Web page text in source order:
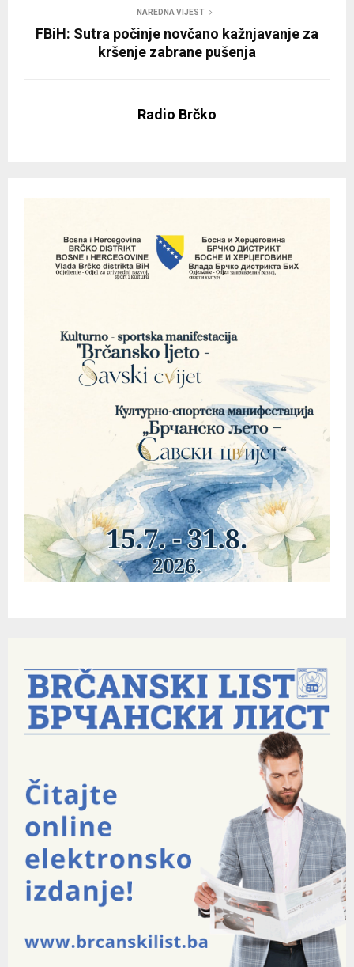
NAREDNA VIJEST
FBiH: Sutra počinje novčano kažnjavanje za
kršenje zabrane pušenja
Radio Brčko